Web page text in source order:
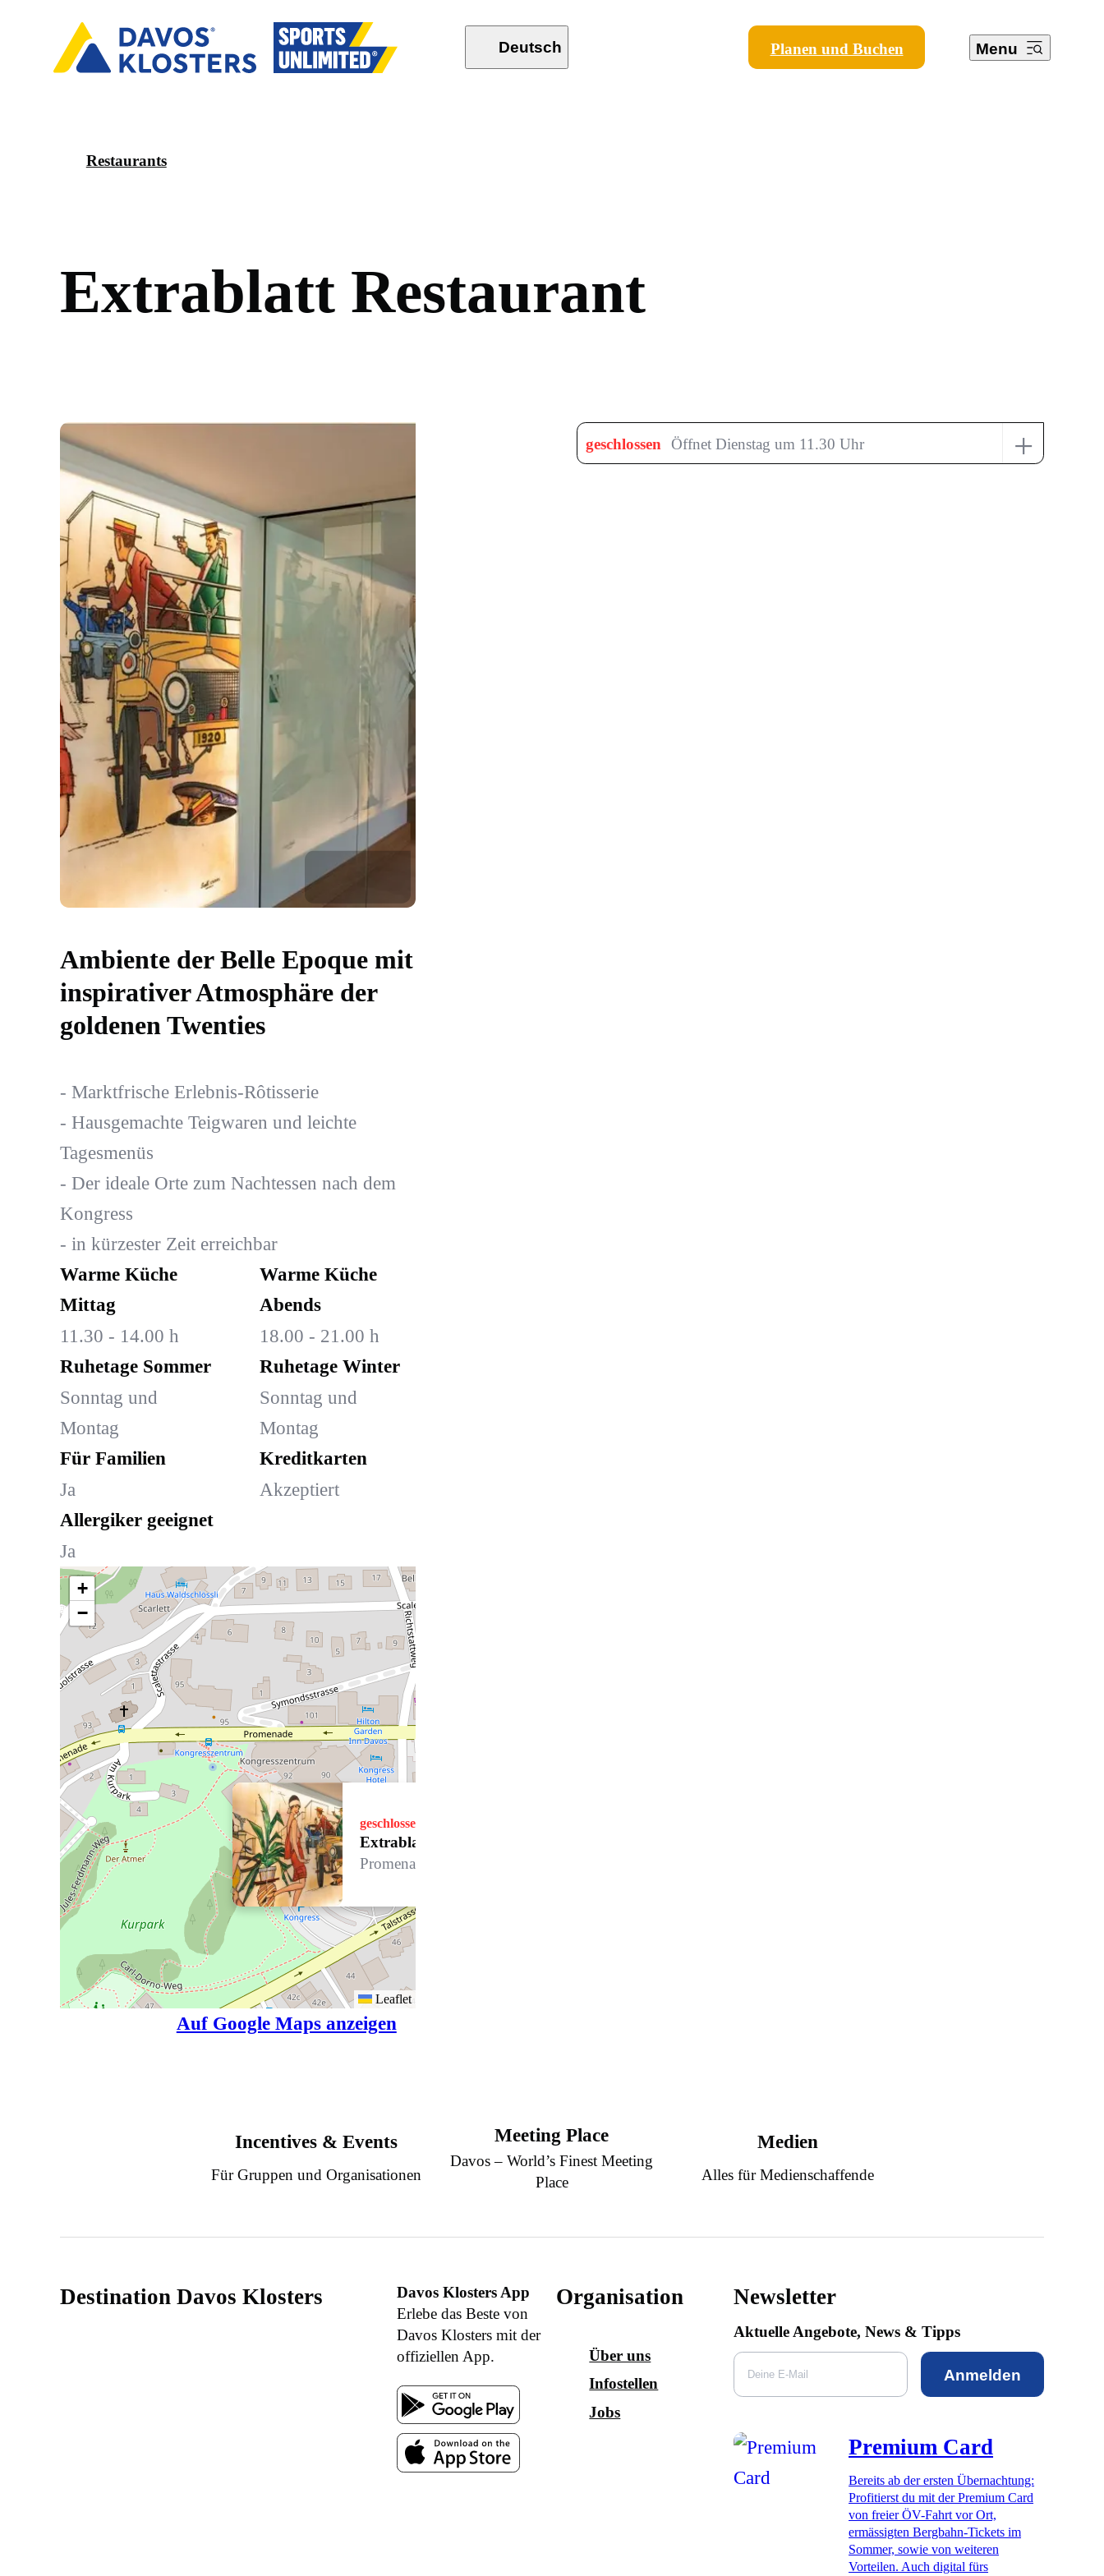
Deutsch Planen und Buchen Menu
Restaurants
Extrablatt Restaurant
Ambiente der Belle Epoque mit
inspirativer Atmosphäre der
goldenen Twenties
- Marktfrische Erlebnis-Rôtisserie
- Hausgemachte Teigwaren und leichte
Tagesmenüs
- Der ideale Orte zum Nachtessen nach dem
Kongress
- in kürzester Zeit erreichbar
Warme Küche
Mittag
11.30 - 14.00 h
Warme Küche
Abends
18.00 - 21.00 h
Ruhetage Sommer
Sonntag und
Montag
Ruhetage Winter
Sonntag und
Montag
Für Familien
Ja
Kreditkarten
Akzeptiert
Allergiker geeignet
Ja
geschlossen
Extrablatt Restaurant
Promenade 90, 7270 Davos Platz
+
−
Leaflet
Auf Google Maps anzeigen
geschlossen Öffnet Dienstag um 11.30 Uhr +
Incentives & Events
Für Gruppen und Organisationen
Meeting Place
Davos – World’s Finest Meeting
Place
Medien
Alles für Medienschaffende
Destination Davos Klosters
Davos Klosters App
Erlebe das Beste von
Davos Klosters mit der
offiziellen App.
Organisation
Über uns
Infostellen
Jobs
Newsletter
Aktuelle Angebote, News & Tipps
Anmelden
Premium Card
Bereits ab der ersten Übernachtung:
Profitierst du mit der Premium Card
von freier ÖV-Fahrt vor Ort,
ermässigten Bergbahn-Tickets im
Sommer, sowie von weiteren
Vorteilen. Auch digital fürs